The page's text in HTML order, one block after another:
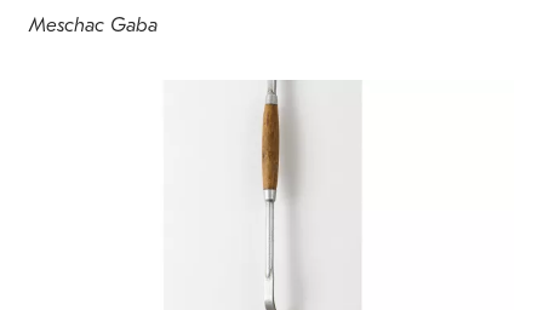
Meschac Gaba